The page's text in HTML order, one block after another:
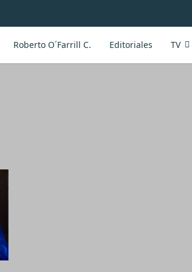
Roberto O´Farrill C. Editoriales TV